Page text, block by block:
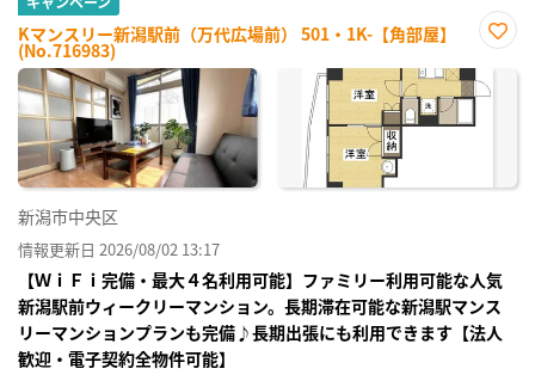
Kマンスリー新潟駅前（万代広場前） 501・1K-【角部屋】
(No.716983)
に入
り登
新潟市中央区
情報更新日 2026/08/02 13:17
【ＷｉＦｉ完備・最大４名利用可能】ファミリー利用可能な人気
新潟駅前ウィークリーマンション。長期滞在可能な新潟駅マンス
リーマンションプランも完備♪長期出張にも利用できます【法人
歓迎・電子契約全物件可能】